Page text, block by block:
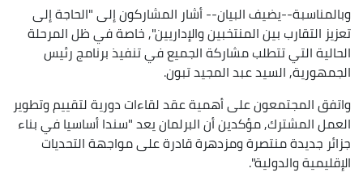
وبالمناسبة--يضيف البيان-- أشار المشاركون إلى "الحاجة إلى
تعزيز التقارب بين المنتخبين والإداريين", خاصة في ظل المرحلة
الحالية التي تتطلب مشاركة الجميع في تنفيذ برنامج رئيس
الجمهورية, السيد عبد المجيد تبون.
واتفق المجتمعون على أهمية عقد لقاءات دورية لتقييم وتطوير
العمل المشترك, مؤكدين أن البرلمان يعد "سندا أساسيا في بناء
جزائر جديدة منتصرة ومزدهرة قادرة على مواجهة التحديات
الإقليمية والدولية".